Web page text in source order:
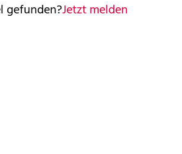
gefunden?Jetzt melden